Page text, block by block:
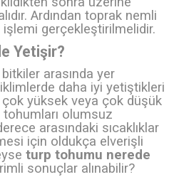
Ardından toprak nemli
gerçekleştirilmelidir.
Yetişir?
arasında yer
iklimlerde daha iyi yetiştikleri
çok yüksek veya çok düşük
olumsuz
arasındaki sıcaklıklar
için oldukça elverişli
turp tohumu nerede
sonuçlar alınabilir?